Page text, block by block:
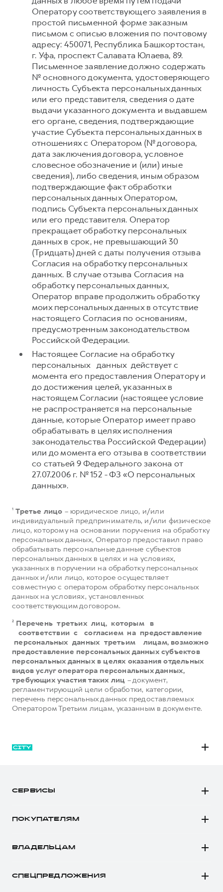
Оператору соответствующего заявления в
простой письменной форме заказным
письмом с описью вложения по почтовому
адресу: 450071, Республика Башкортостан,
г. Уфа, проспект Салавата Юлаева, 89.
Письменное заявление должно содержать
№ основного документа, удостоверяющего
личность Субъекта персональных данных
или его представителя, сведения о дате
выдачи указанного документа и выдавшем
его органе, сведения, подтверждающие
участие Субъекта персональных данных в
отношениях с Оператором (№ договора,
дата заключения договора, условное
словесное обозначение и (или) иные
сведения), либо сведения, иным образом
подтверждающие факт обработки
персональных данных Оператором,
подпись Субъекта персональных данных
или его представителя. Оператор
прекращает обработку персональных
данных в срок, не превышающий 30
(Тридцать) дней с даты получения отзыва
Согласия на обработку персональных
данных. В случае отзыва Согласия на
обработку персональных данных,
Оператор вправе продолжить обработку
моих персональных данных в отсутствие
настоящего Согласия по основаниям,
предусмотренным законодательством
Российской Федерации.
Настоящее Согласие на обработку
персональных данных действует с
момента его предоставления Оператору и
до достижения целей, указанных в
настоящем Согласии (настоящее условие
не распространяется на персональные
данные, которые Оператор имеет право
обрабатывать в целях исполнения
законодательства Российской Федерации)
или до момента его отзыва в соответствии
со статьей 9 Федерального закона от
27.07.2006 г. № 152 - ФЗ «О персональных
данных».
¹Третье лицо – юридическое лицо, и/или
индивидуальный предприниматель, и/или физическое
лицо, которому на основании поручения на обработку
персональных данных, Оператор предоставил право
обрабатывать персональные данные субъектов
персональных данных в целях и на условиях,
указанных в поручении на обработку персональных
данных и/или лицо, которое осуществляет
совместную с оператором обработку персональных
данных на условиях, установленных
соответствующим договором.
² Перечень третьих лиц, которым в
соответствии с согласием на предоставление
персональных данных третьим лицам, возможно
предоставление персональных данных субъектов
персональных данных в целях оказания отдельных
видов услуг оператора персональных данных,
требующих участия таких лиц – документ,
регламентирующий цели обработки, категории,
перечень персональных данных предоставляемых
Оператором Третьим лицам, указанным в документе.
СЕРВИСЫ
ПОКУПАТЕЛЯМ
Конфигуратор HAVAL
ВЛАДЕЛЬЦАМ
Запись на сервис
СПЕЦПРЕДЛОЖЕНИЯ